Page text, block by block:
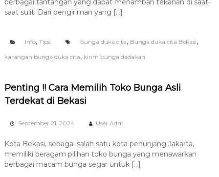
berbagai tantangan yang dapat menambah tekanan di saat-
saat sulit. Dari pengiriman yang […]
Info, Tips bunga duka cita, Bunga duka cita Bekasi,
karangan bunga duka cita, kirim bunga dadakan
Penting !! Cara Memilih Toko Bunga Asli
Terdekat di Bekasi
September 21, 2024 User Adm
Kota Bekasi, sebagai salah satu kota penunjang Jakarta,
memiliki beragam pilihan toko bunga yang menawarkan
berbagai macam bunga segar untuk […]